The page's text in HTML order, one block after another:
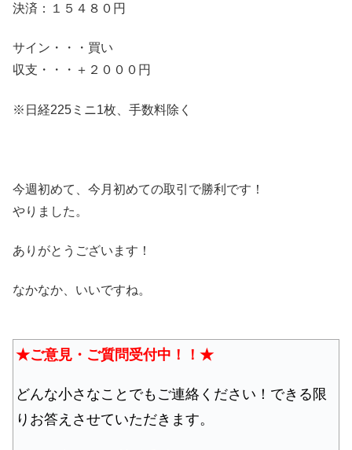
決済：１５４８０円
サイン・・・買い
収支・・・＋２０００円
※日経225ミニ1枚、手数料除く
今週初めて、今月初めての取引で勝利です！
やりました。
ありがとうございます！
なかなか、いいですね。
★ご意見・ご質問受付中！！★
どんな小さなことでもご連絡ください！できる限
りお答えさせていただきます。